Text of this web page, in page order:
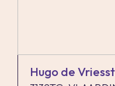
Hugo de